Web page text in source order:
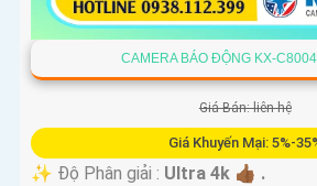
CAMERA BÁO ĐỘNG KX-
Giá Bán: liên hệ
Giá Khuyến Mại: 5%-
✨ Độ Phân giải : Ultra 4k 👍🏾 .